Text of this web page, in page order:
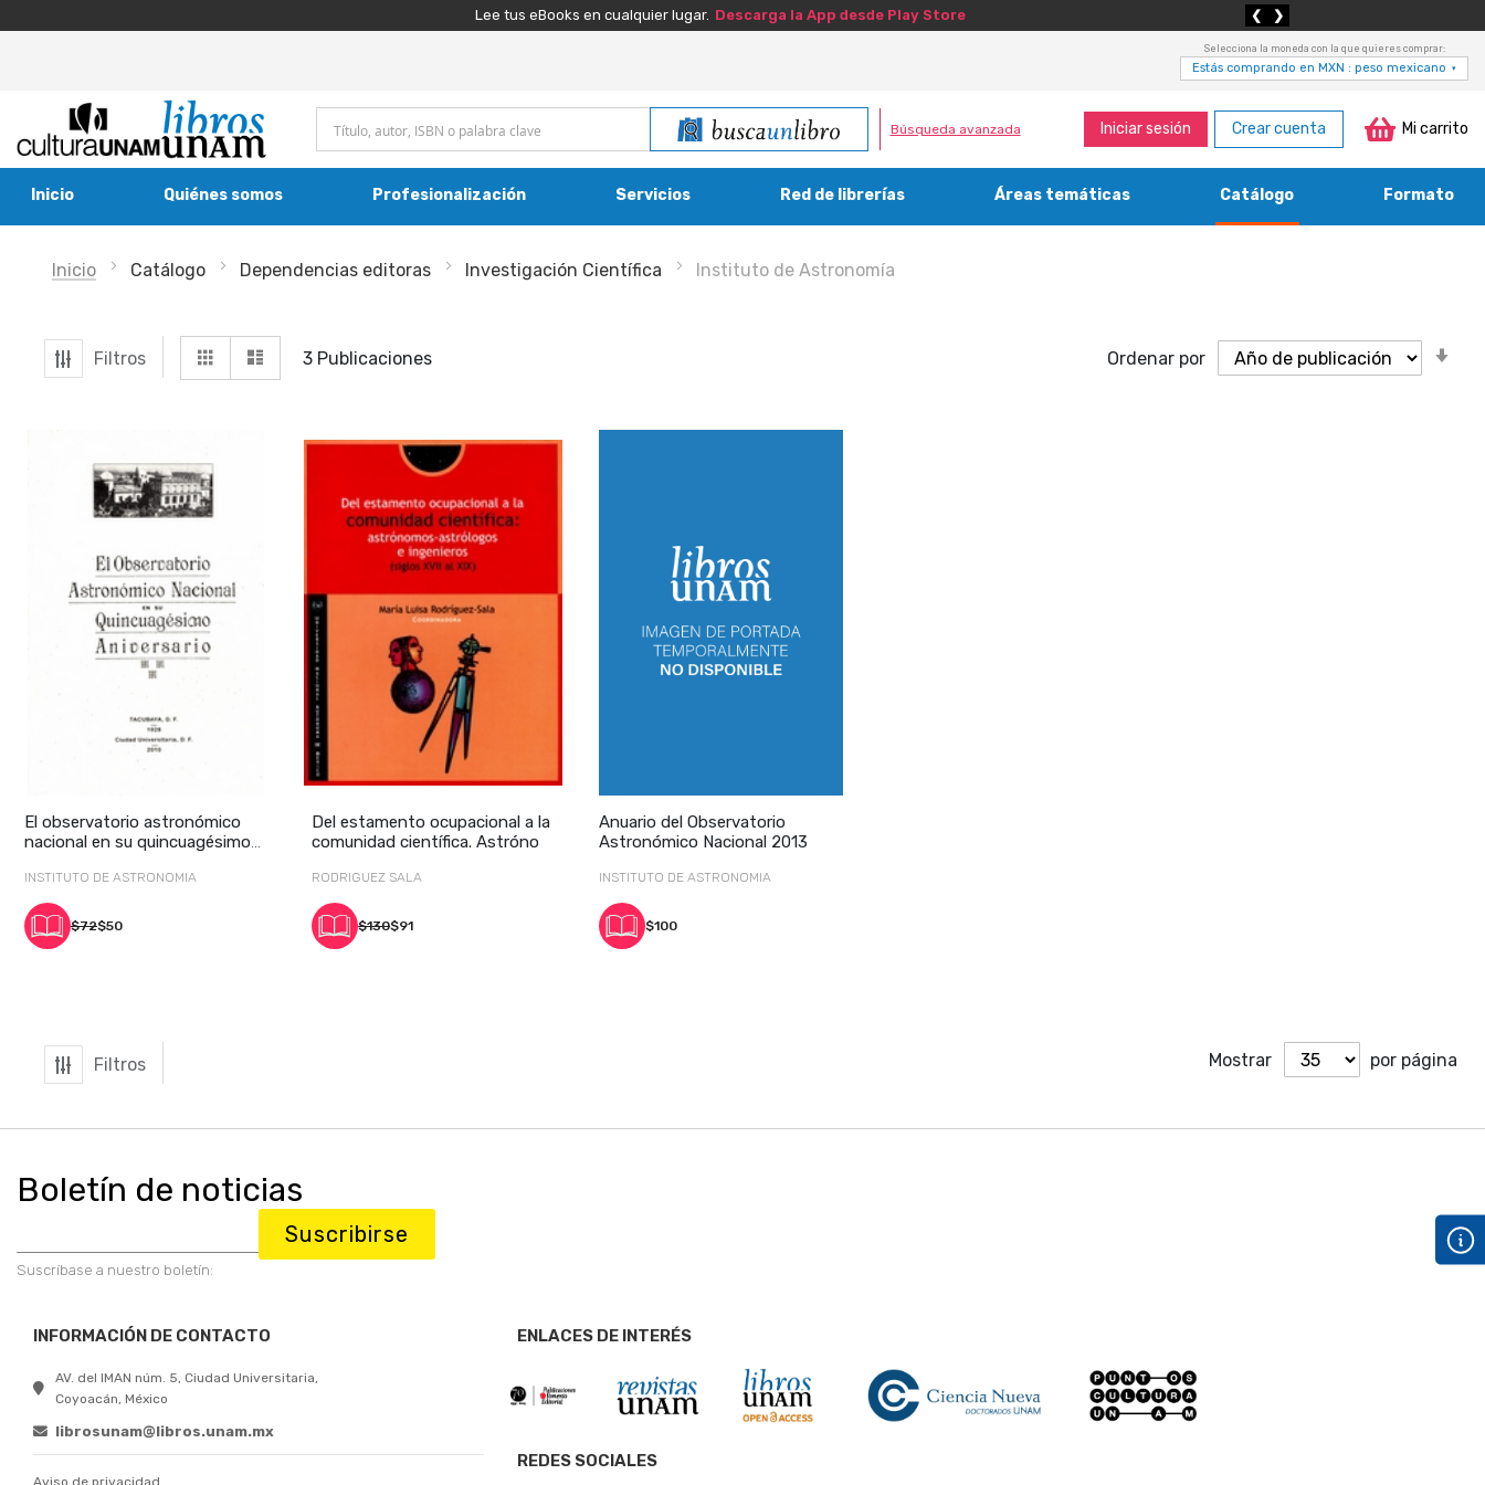
Lee tus eBooks en cualquier lugar. Descarga la App desde Play Store ❮ ❯
Selecciona la moneda con la que quieres comprar:
Estás comprando en MXN : peso mexicano ▾
Búsqueda avanzada Iniciar sesión Crear cuenta Mi carrito
Inicio Quiénes somos Profesionalización Servicios Red de librerías Áreas temáticas Catálogo Formato
Inicio Catálogo Dependencias editoras Investigación Científica Instituto de Astronomía
Filtros
Ver
como
Grilla Lista Ordenar por
3 Publicaciones
El observatorio astronómico
nacional en su quincuagésimo
INSTITUTO DE ASTRONOMIA
$72$50
Del estamento ocupacional a la
comunidad científica. Astróno
RODRIGUEZ SALA
$130$91
Anuario del Observatorio
Astronómico Nacional 2013
INSTITUTO DE ASTRONOMIA
$100
Filtros Mostrar por página
Boletín de noticias
Suscríbase a nuestro boletín:
Suscribirse
INFORMACIÓN DE CONTACTO
AV. del IMAN núm. 5, Ciudad Universitaria,
Coyoacán, México
librosunam@libros.unam.mx
Aviso de privacidad
ENLACES DE INTERÉS
REDES SOCIALES